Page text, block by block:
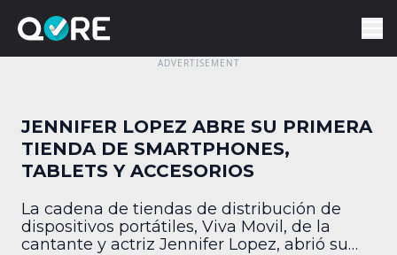
JENNIFER LOPEZ ABRE SU PRIMERA
TIENDA DE SMARTPHONES,
TABLETS Y ACCESORIOS
La cadena de tiendas de distribución de
dispositivos portátiles, Viva Movil, de la
cantante y actriz Jennifer Lopez, abrió su